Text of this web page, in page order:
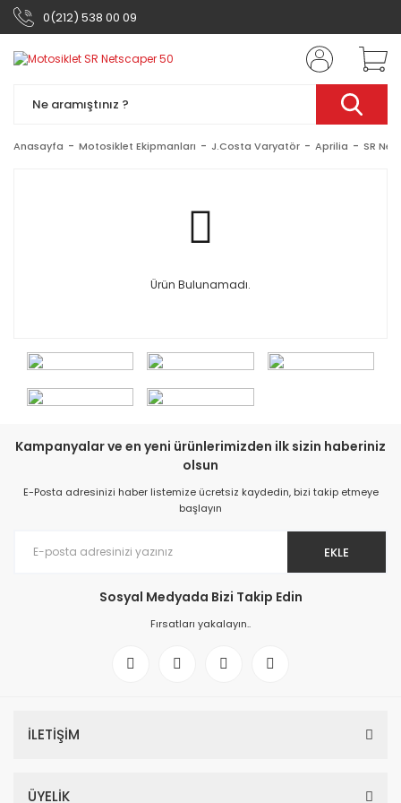
0(212) 538 00 09
Anasayfa Motosiklet Ekipmanları J.Costa Varyatör Aprilia SR
Ürün Bulunamadı.
Kampanyalar ve en yeni ürünlerimizden ilk sizin haberiniz
olsun
E-Posta adresinizi haber listemize ücretsiz kaydedin, bizi takip etmeye
başlayın
EKLE
Sosyal Medyada Bizi Takip Edin
Fırsatları yakalayın..
İLETİŞİM
ÜYELİK